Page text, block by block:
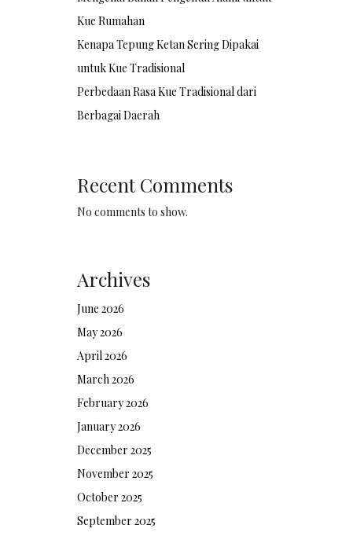
Kue Rumahan
Kenapa Tepung Ketan Sering Dipakai
untuk Kue Tradisional
Perbedaan Rasa Kue Tradisional dari
Berbagai Daerah
Recent Comments
No comments to show.
Archives
June 2026
May 2026
April 2026
March 2026
February 2026
January 2026
December 2025
November 2025
October 2025
September 2025